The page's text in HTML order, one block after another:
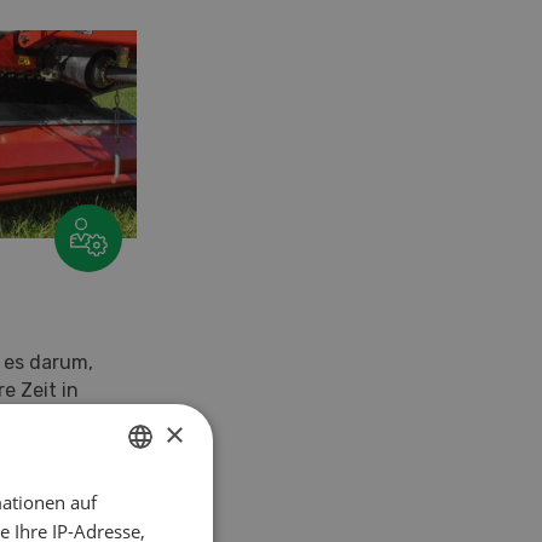
darum,
Zeit in
×
auf
Ihre IP-Adresse,